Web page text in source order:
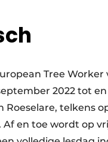
Tree Worker
2022 tot
Roeselare, telkens
Af en toe wordt op